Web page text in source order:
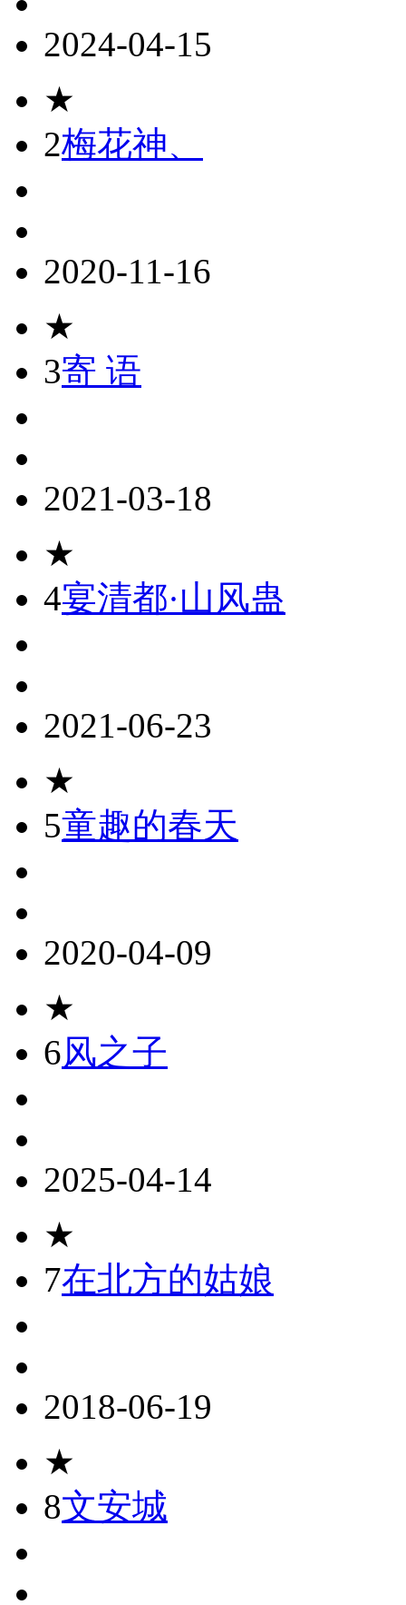
2024-04-15
★
2梅花神、
2020-11-16
★
3寄 语
2021-03-18
★
4宴清都·山风蛊
2021-06-23
★
5童趣的春天
2020-04-09
★
6风之子
2025-04-14
★
7在北方的姑娘
2018-06-19
★
8文安城